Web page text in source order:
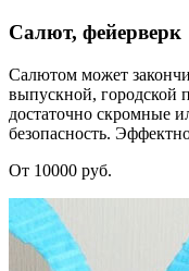
Салют, фейерверк
Салютом может
выпускной, городской
достаточно скромные
безопасность.
От 10000 руб.